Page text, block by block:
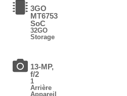
3GO
MT6753
SoC
32GO
Storage
13-MP,
f/2
1
Arrière
Appareil